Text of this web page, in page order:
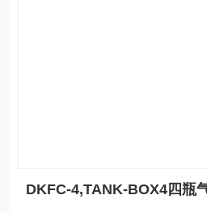
DKFC-4,TANK-BOX4四瓶